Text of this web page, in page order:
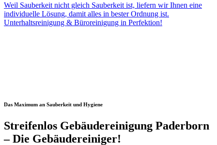
Weil Sauberkeit nicht gleich Sauberkeit ist, liefern wir Ihnen eine
individuelle Lösung, damit alles in bester Ordnung ist.
Unterhaltsreinigung & Büroreinigung in Perfektion!
Das Maximum an Sauberkeit und Hygiene
Streifenlos Gebäudereinigung Paderborn
– Die Gebäudereiniger!